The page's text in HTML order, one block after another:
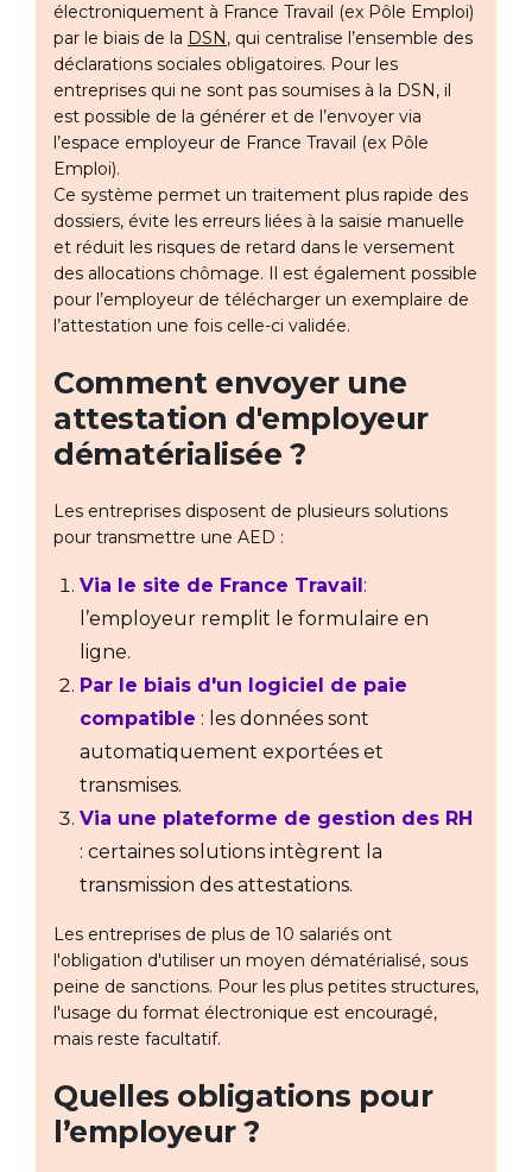
électroniquement à France Travail (ex Pôle Emploi)
par le biais de la DSN, qui centralise l’ensemble des
déclarations sociales obligatoires. Pour les
entreprises qui ne sont pas soumises à la DSN, il
est possible de la générer et de l’envoyer via
l’espace employeur de France Travail (ex Pôle
Emploi).
Ce système permet un traitement plus rapide des
dossiers, évite les erreurs liées à la saisie manuelle
et réduit les risques de retard dans le versement
des allocations chômage. Il est également possible
pour l’employeur de télécharger un exemplaire de
l’attestation une fois celle-ci validée.
Comment envoyer une
attestation d'employeur
dématérialisée ?
Les entreprises disposent de plusieurs solutions
pour transmettre une AED :
Via le site de France Travail :
l’employeur remplit le formulaire en
ligne.
Par le biais d'un logiciel de paie
compatible : les données sont
automatiquement exportées et
transmises.
Via une plateforme de gestion des RH
: certaines solutions intègrent la
transmission des attestations.
Les entreprises de plus de 10 salariés ont
l'obligation d'utiliser un moyen dématérialisé, sous
peine de sanctions. Pour les plus petites structures,
l'usage du format électronique est encouragé,
mais reste facultatif.
Quelles obligations pour
l’employeur ?